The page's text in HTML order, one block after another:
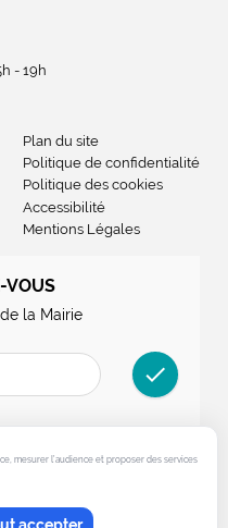
- 19h
Plan du site
Politique de confidentialité
Politique des cookies
Accessibilité
Mentions Légales
VOUS
la Mairie
check
mesurer l’audience et proposer des services